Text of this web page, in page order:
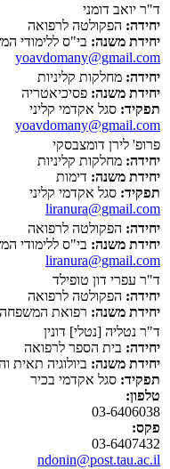
ד"ר יואב דומני
יחידה: הפקולטה לרפואה
יחידת משנה: בי"ס ללימודי
yoavdomany@gmail.com
יחידה: מחלקות קליניות
יחידת משנה: פסיכיאטריה
תפקיד: סגל אקדמי קליני
yoavdomany@gmail.com
פרופ' לירן דומצבסקי
יחידה: מחלקות קליניות
יחידת משנה: דימות
תפקיד: סגל אקדמי קליני
liranura@gmail.com
יחידה: הפקולטה לרפואה
יחידת משנה: בי"ס ללימודי
liranura@gmail.com
ד"ר עפרי דון טופילד
יחידה: הפקולטה לרפואה
יחידת משנה: רפואת המשפחה
ד"ר נטליה [נטלי] דונין
יחידה: בית הספר לרפואה
יחידת משנה: ביולוגיה תאית
תפקיד: סגל אקדמי בכיר
טלפון:
03-6406038
פקס:
03-6407432
ndonin@post.tau.ac.il